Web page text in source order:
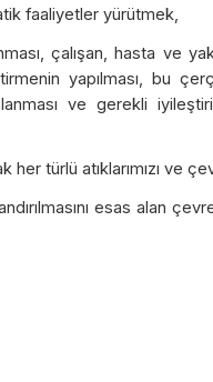
faaliyetler yürütmek,
çalışan, hasta ve
yapılması, bu
ve gerekli
türlü atıklarımızı ve
esas alan